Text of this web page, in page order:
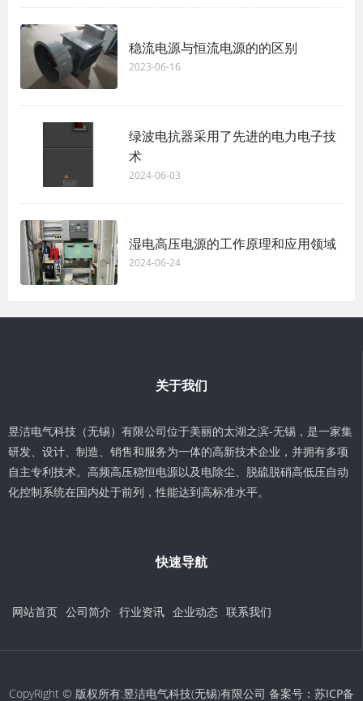
稳流电源与恒流电源的的区别
2023-06-16
绿波电抗器采用了先进的电力电子技
术
2024-06-03
湿电高压电源的工作原理和应用领域
2024-06-24
关于我们
昱洁电气科技（无锡）有限公司位于美丽的太湖之滨-无锡，是一家集
研发、设计、制造、销售和服务为一体的高新技术企业，并拥有多项
自主专利技术。高频高压稳恒电源以及电除尘、脱硫脱硝高低压自动
化控制系统在国内处于前列，性能达到高标准水平。
快速导航
网站首页 公司简介 行业资讯 企业动态 联系我们
CopyRight © 版权所有:昱洁电气科技(无锡)有限公司 备案号： 苏ICP备